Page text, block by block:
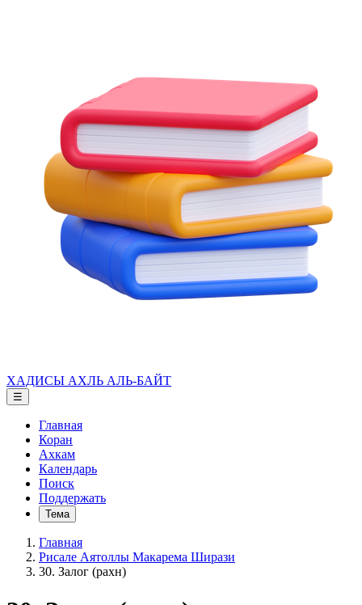
ХАДИСЫ АХЛЬ АЛЬ-БАЙТ
☰
Главная
Коран
Ахкам
Календарь
Поиск
Поддержать
Тема
Главная
Рисале Аятоллы Макарема Ширази
30. Залог (рахн)